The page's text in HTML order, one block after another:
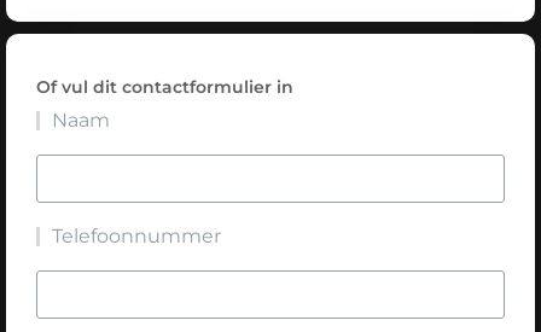
Of vul dit contactformulier in
Naam
Telefoonnummer